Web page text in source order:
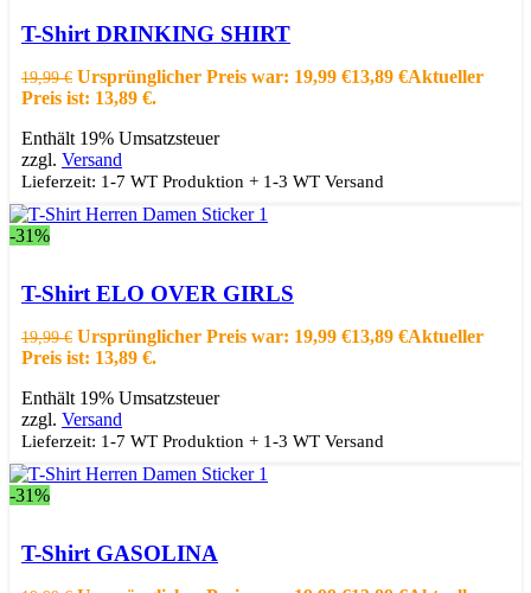
Schnellansicht
T-Shirt DRINKING SHIRT
19,99€ Ursprünglicher Preis war: 19,99 €13,89 €Aktueller
Preis ist: 13,89 €.
Enthält 19% Umsatzsteuer
zzgl. Versand
Lieferzeit: 1-7 WT Produktion + 1-3 WT Versand
-31%
Schnellansicht
T-Shirt ELO OVER GIRLS
19,99€ Ursprünglicher Preis war: 19,99 €13,89 €Aktueller
Preis ist: 13,89 €.
Enthält 19% Umsatzsteuer
zzgl. Versand
Lieferzeit: 1-7 WT Produktion + 1-3 WT Versand
-31%
Schnellansicht
T-Shirt GASOLINA